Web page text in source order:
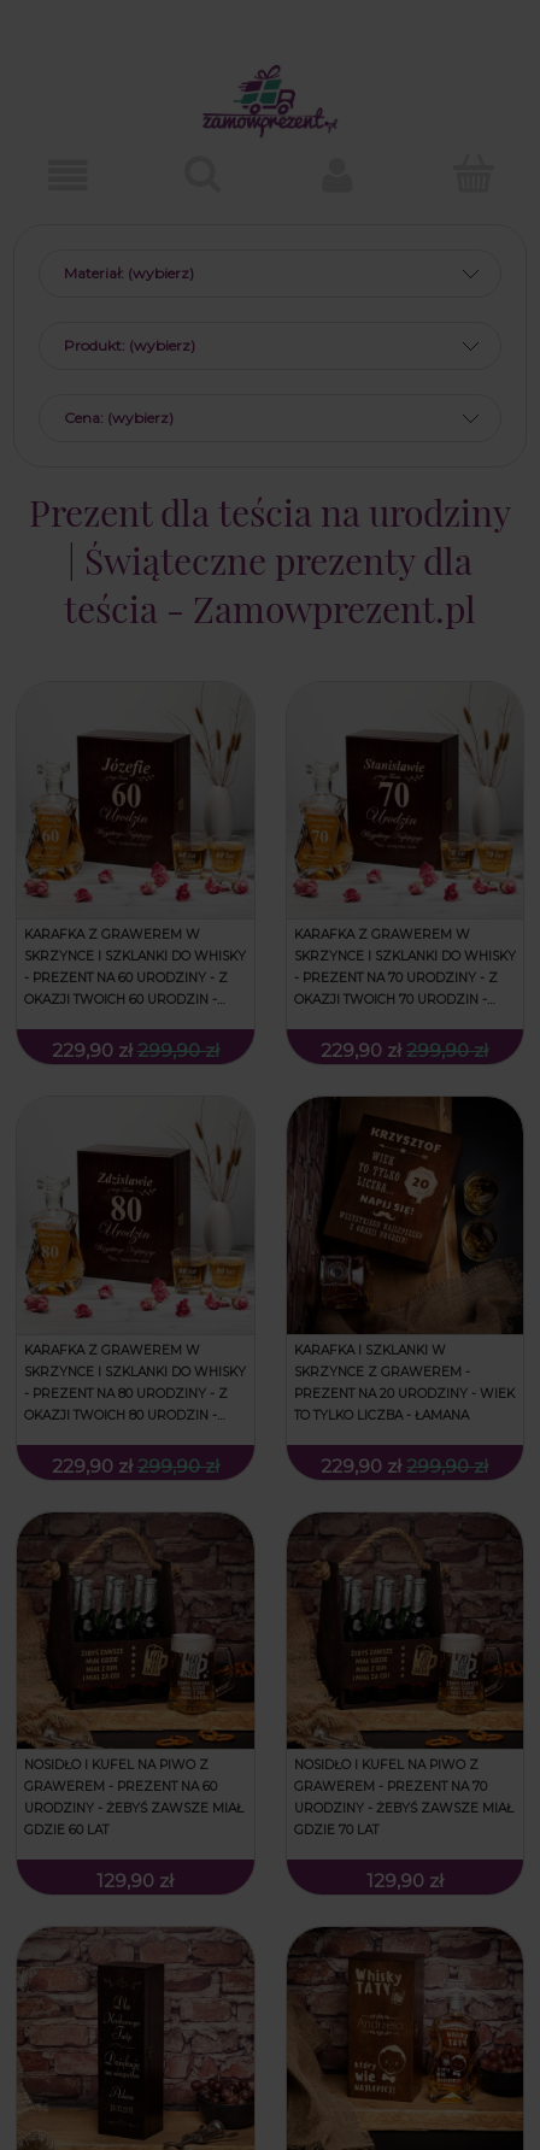
Materiał: (wybierz)
Produkt: (wybierz)
Cena: (wybierz)
Prezent dla teścia na urodziny
| Świąteczne prezenty dla
teścia - Zamowprezent.pl
KARAFKA Z GRAWEREM W
SKRZYNCE I SZKLANKI DO WHISKY
- PREZENT NA 60 URODZINY - Z
OKAZJI TWOICH 60 URODZIN -
229,90 zł 299,90 zł
KARAFKA Z GRAWEREM W
SKRZYNCE I SZKLANKI DO WHISKY
- PREZENT NA 70 URODZINY - Z
OKAZJI TWOICH 70 URODZIN -
229,90 zł 299,90 zł
KARAFKA Z GRAWEREM W
SKRZYNCE I SZKLANKI DO WHISKY
- PREZENT NA 80 URODZINY - Z
OKAZJI TWOICH 80 URODZIN -
229,90 zł 299,90 zł
KARAFKA I SZKLANKI W
SKRZYNCE Z GRAWEREM -
PREZENT NA 20 URODZINY - WIEK
TO TYLKO LICZBA - ŁAMANA
229,90 zł 299,90 zł
NOSIDŁO I KUFEL NA PIWO Z
GRAWEREM - PREZENT NA 60
URODZINY - ŻEBYŚ ZAWSZE MIAŁ
GDZIE 60 LAT
129,90 zł
NOSIDŁO I KUFEL NA PIWO Z
GRAWEREM - PREZENT NA 70
URODZINY - ŻEBYŚ ZAWSZE MIAŁ
GDZIE 70 LAT
129,90 zł